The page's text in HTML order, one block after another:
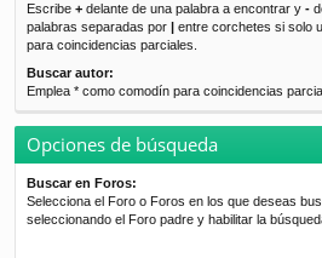
os
Escribe + delante de una palabra a encontrar y -
palabras separadas por | entre corchetes si solo
para coincidencias parciales.
Buscar autor:
Emplea * como comodín para coincidencias
Opciones de búsqueda
Buscar en Foros:
Selecciona el Foro o Foros en los que deseas
seleccionando el Foro padre y habilitar la